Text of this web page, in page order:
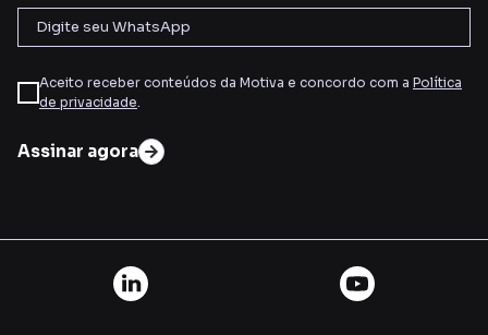
Aceito receber conteúdos da Motiva e concordo com a Política
de privacidade.
Assinar agora